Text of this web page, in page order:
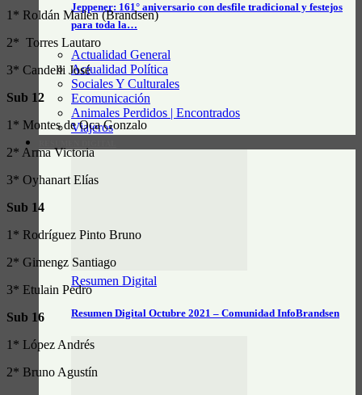
Jeppener: 161° aniversario con desfile tradicional y festejos
para toda la…
Actualidad General
Actualidad Política
Sociales Y Culturales
Ecomunicación
Animales Perdidos | Encontrados
Viajeros
Resumen Digital
Resumen Digital Octubre 2021 – Comunidad InfoBrandsen
1* Roldán Mailen (Brandsen)
2* Torres Lautaro
3* Candelli José
Sub 12
1* Montes de Oca Gonzalo
2* Arma Victoria
3* Oyhanart Elías
Sub 14
1* Rodríguez Pinto Bruno
2* Gimenez Santiago
3* Etulain Pedro
Sub 16
1* López Andrés
2* Bruno Agustín